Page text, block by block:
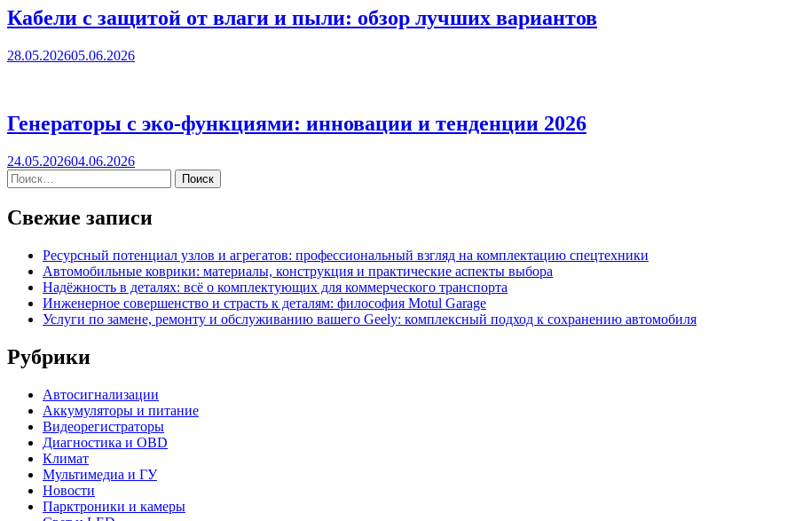
Кабели с защитой от влаги и пыли: обзор лучших вариантов
28.05.202605.06.2026
Генераторы с эко-функциями: инновации и тенденции 2026
24.05.202604.06.2026
Свежие записи
Ресурсный потенциал узлов и агрегатов: профессиональный взгляд на комплектацию спецтехники
Автомобильные коврики: материалы, конструкция и практические аспекты выбора
Надёжность в деталях: всё о комплектующих для коммерческого транспорта
Инженерное совершенство и страсть к деталям: философия Motul Garage
Услуги по замене, ремонту и обслуживанию вашего Geely: комплексный подход к сохранению автомобиля
Рубрики
Автосигнализации
Аккумуляторы и питание
Видеорегистраторы
Диагностика и OBD
Климат
Мультимедиа и ГУ
Новости
Парктроники и камеры